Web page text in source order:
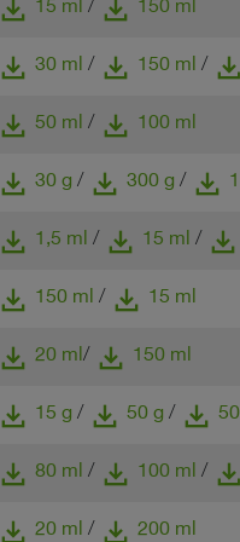
download 15 ml / download 150 ml
download 30 ml / download 150 ml / download
download 50 ml / download 100 ml
download 30 g / download 300 g / download
download 1,5 ml / download 15 ml / download
download 150 ml / download 15 ml
download 20 ml/ download 150 ml
download 15 g / download 50 g / download
download 80 ml / download 100 ml / download
download 20 ml / download 200 ml